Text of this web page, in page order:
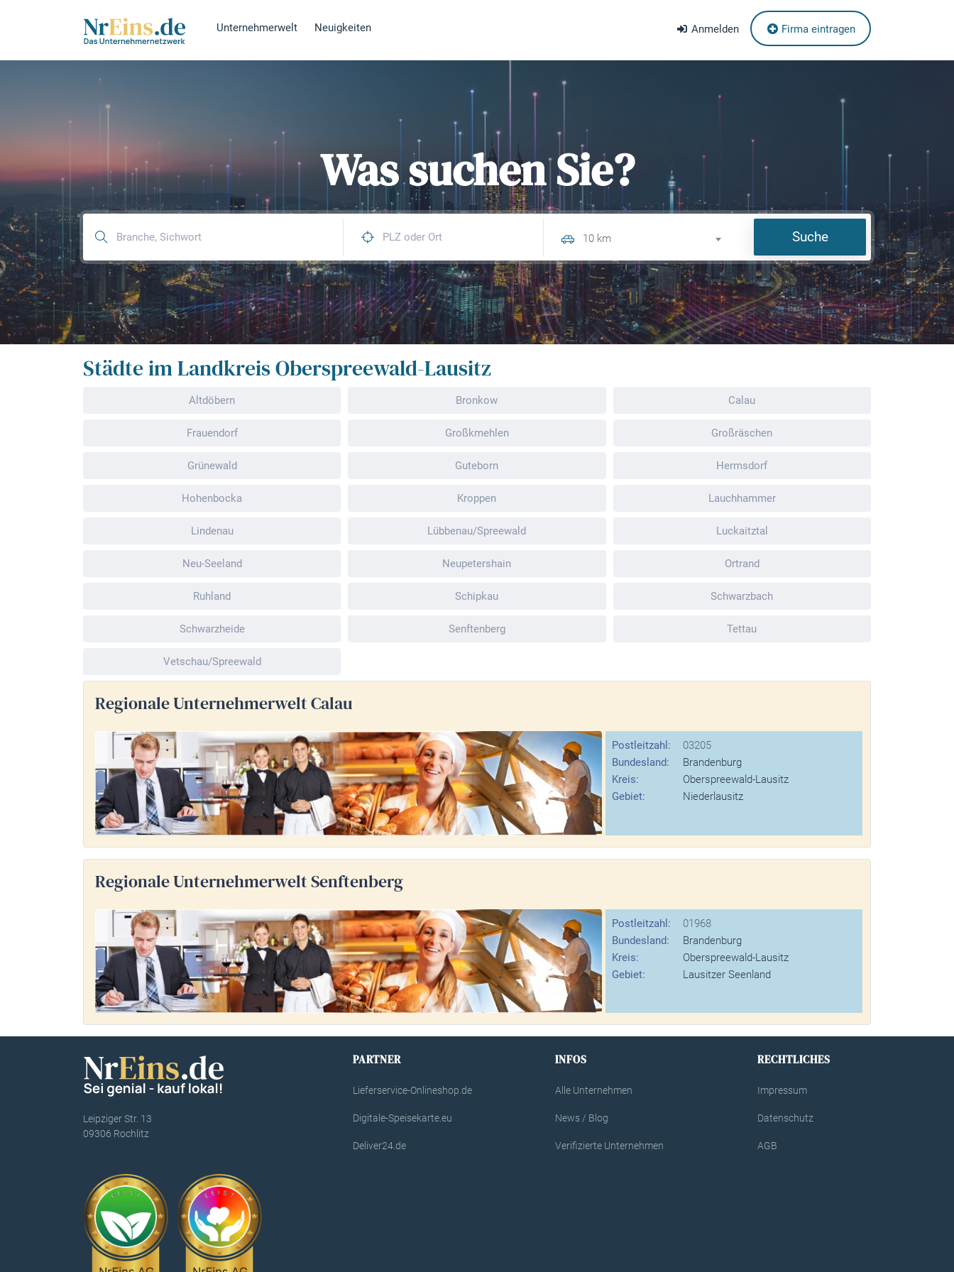
Unternehmerwelt Neuigkeiten Anmelden Firma eintragen
Was suchen Sie?
10 km Suche
Städte im Landkreis Oberspreewald-Lausitz
Altdöbern Bronkow Calau
Frauendorf Großkmehlen Großräschen
Grünewald Guteborn Hermsdorf
Hohenbocka Kroppen Lauchhammer
Lindenau Lübbenau/Spreewald Luckaitztal
Neu-Seeland Neupetershain Ortrand
Ruhland Schipkau Schwarzbach
Schwarzheide Senftenberg Tettau
Vetschau/Spreewald
Regionale Unternehmerwelt Calau
Postleitzahl:
03205
Bundesland:
Brandenburg
Kreis:
Oberspreewald-Lausitz
Gebiet:
Niederlausitz
Regionale Unternehmerwelt Senftenberg
Postleitzahl:
01968
Bundesland:
Brandenburg
Kreis:
Oberspreewald-Lausitz
Gebiet:
Lausitzer Seenland
Leipziger Str. 13
09306 Rochlitz
PARTNER
Lieferservice-Onlineshop.de
Digitale-Speisekarte.eu
Deliver24.de
INFOS
Alle Unternehmen
News / Blog
Verifizierte Unternehmen
RECHTLICHES
Impressum
Datenschutz
AGB